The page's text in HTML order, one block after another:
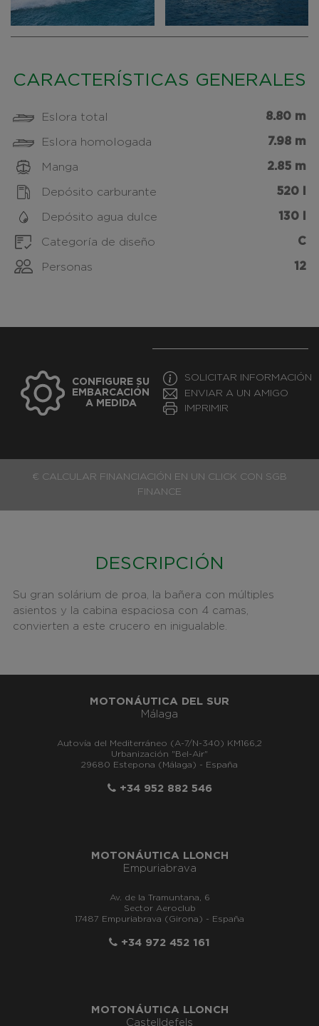
CARACTERÍSTICAS GENERALES
Eslora total 8.80 m
Eslora homologada 7.98 m
Manga 2.85 m
Depósito carburante 520 l
Depósito agua dulce 130 l
Categoría de diseño C
Personas 12
CONFIGURE SU
EMBARCACIÓN
A MEDIDA
SOLICITAR INFORMACIÓN
ENVIAR A UN AMIGO
IMPRIMIR
€ CALCULAR FINANCIACIÓN EN UN CLICK CON SGB
FINANCE
DESCRIPCIÓN
Su gran solárium de proa, la bañera con múltiples
asientos y la cabina espaciosa con 4 camas,
convierten a este crucero en inigualable.
MOTONÁUTICA DEL SUR
Málaga
Autovía del Mediterráneo (A-7/N-340) KM166,2
Urbanización "Bel-Air"
29680 Estepona (Málaga) - España
+34 952 882 546
MOTONÁUTICA LLONCH
Empuriabrava
Av. de la Tramuntana, 6
Sector Aeroclub
17487 Empuriabrava (Girona) - España
+34 972 452 161
MOTONÁUTICA LLONCH
Castelldefels